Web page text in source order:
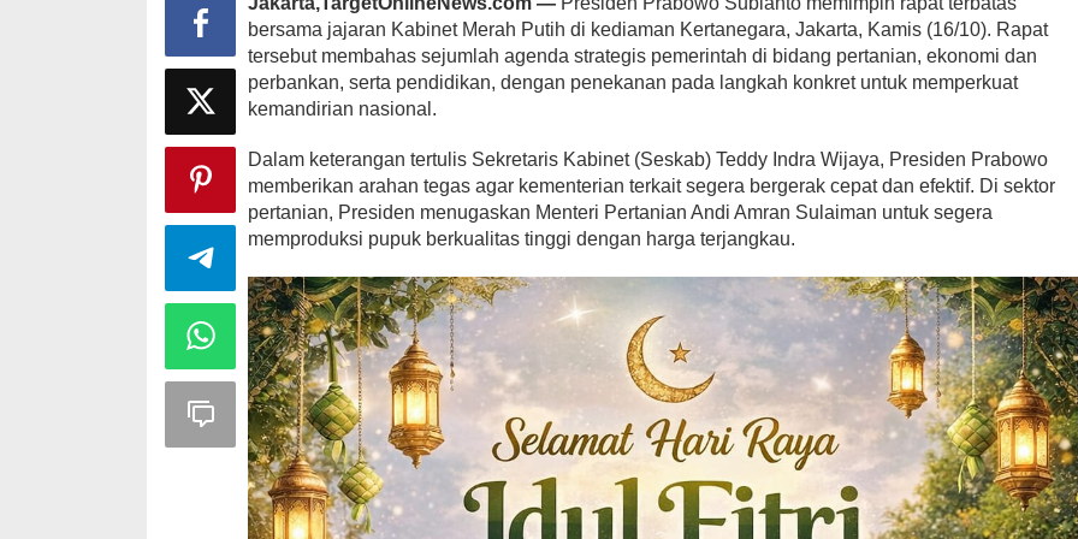
bersama jajaran Kabinet Merah Putih di kediaman Kertanegara, Jakarta, Kamis (16/10). Rapat
tersebut membahas sejumlah agenda strategis pemerintah di bidang pertanian, ekonomi dan
perbankan, serta pendidikan, dengan penekanan pada langkah konkret untuk memperkuat
kemandirian nasional.
Dalam keterangan tertulis Sekretaris Kabinet (Seskab) Teddy Indra Wijaya, Presiden Prabowo
memberikan arahan tegas agar kementerian terkait segera bergerak cepat dan efektif. Di sektor
pertanian, Presiden menugaskan Menteri Pertanian Andi Amran Sulaiman untuk segera
memproduksi pupuk berkualitas tinggi dengan harga terjangkau.